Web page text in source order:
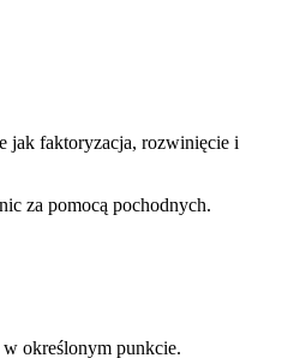
jak faktoryzacja, rozwinięcie i
za pomocą pochodnych.
określonym punkcie.